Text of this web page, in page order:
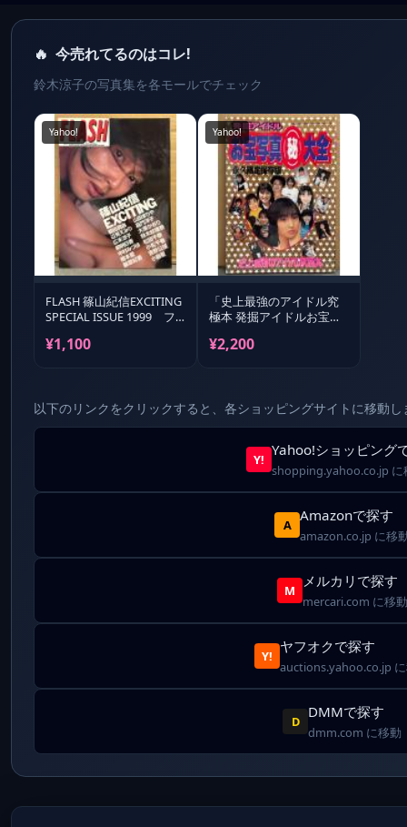
🔥 今売れてるのはコレ!
鈴木涼子の写真集を各モールでチェック
Yahoo!
FLASH 篠山紀信EXCITING
SPECIAL ISSUE 1999 フ
¥1,100
Yahoo!
「史上最強のアイドル究
極本 発掘アイドルお宝写
版」 初版
¥2,200
以下のリンクをクリックすると、各ショッピングサイトに移動し
Y!
Yahoo!ショッピング
shopping.yahoo.co.jp に
A
Amazonで探す
amazon.co.jp に移
M
メルカリで探す
mercari.com に移動
Y!
ヤフオクで探す
auctions.yahoo.co.jp
D
DMMで探す
dmm.com に移動